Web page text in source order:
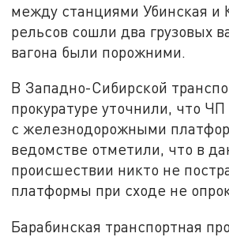
между станциями Убинская и
рельсов сошли два грузовых
вагона были порожними.
В Западно-Сибирской
прокуратуре уточнили, что
с железнодорожными
ведомстве отметили, что в
происшествии никто не
платформы при сходе не
Барабинская транспортная